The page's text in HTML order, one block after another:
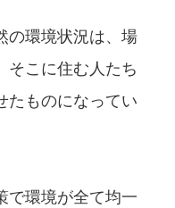
の環境状況は、場
そこに住む人たち
たものになってい
で環境が全て均一